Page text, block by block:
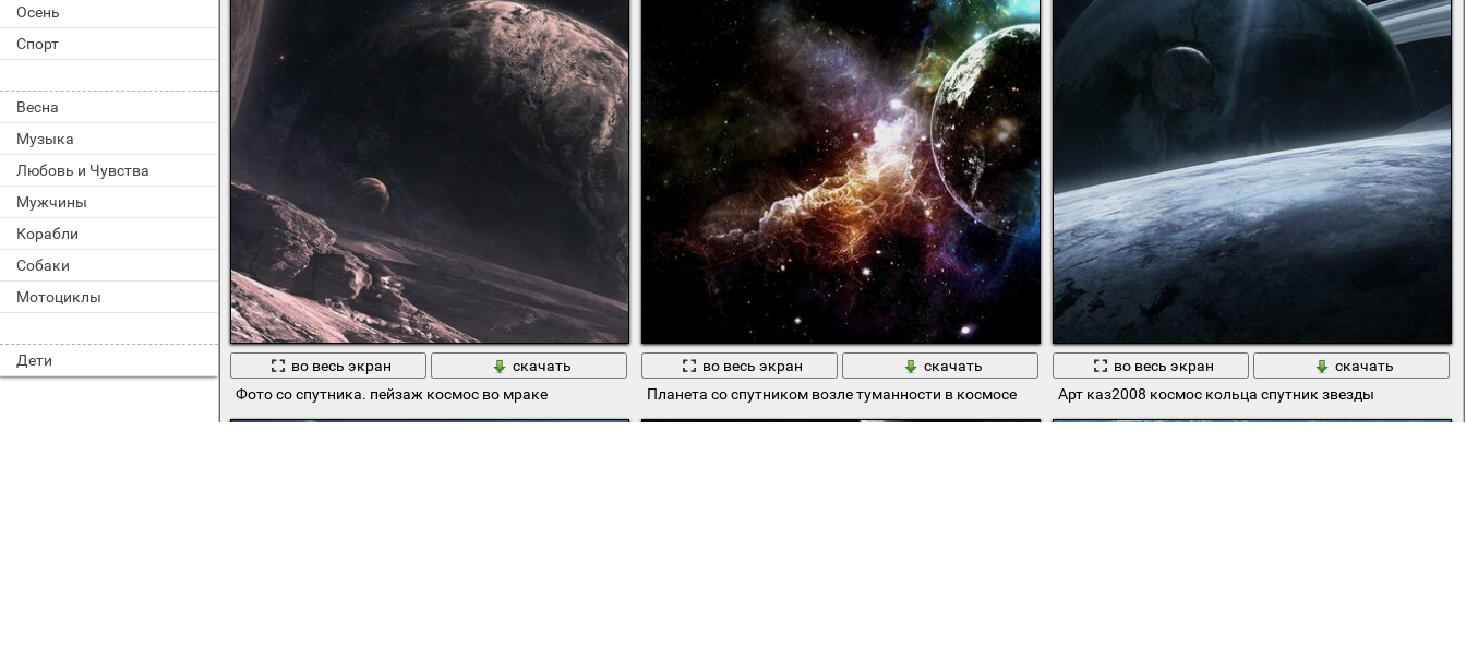
Осень
Спорт
Весна
Музыка
Любовь и Чувства
Мужчины
Корабли
Собаки
Мотоциклы
Дети во весь экран
скачать
Фото со спутника. пейзаж космос во мраке
во весь экран
скачать
Планета со спутником возле туманности в космосе
во весь экран
скачать
Арт каз2008 космос кольца спутник звезды